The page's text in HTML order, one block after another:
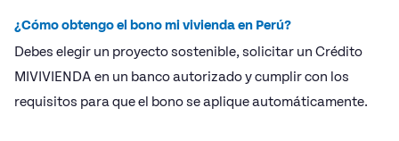
¿Cómo obtengo el bono mi vivienda en Perú?
Debes elegir un proyecto sostenible, solicitar un Crédito
MIVIVIENDA en un banco autorizado y cumplir con los
requisitos para que el bono se aplique automáticamente.